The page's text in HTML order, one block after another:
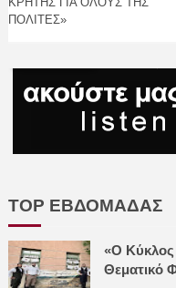
ΠΟΛΙΤΕΣ»
TOP ΕΒΔΟΜΑΔΑΣ
«Ο Κύκλος
Θεματικό